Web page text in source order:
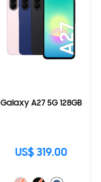
Galaxy A27 5G 128GB
US$ 319.00